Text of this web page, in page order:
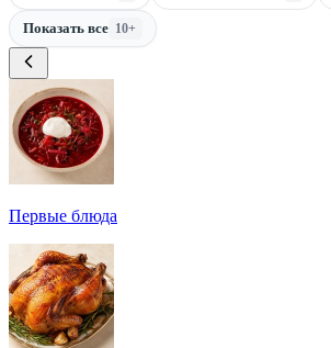
Показать все 10+
Первые блюда